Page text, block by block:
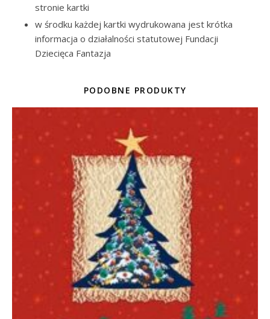
stronie kartki
w środku każdej kartki wydrukowana jest krótka
informacja o działalności statutowej Fundacji
Dziecięca Fantazja
PODOBNE PRODUKTY